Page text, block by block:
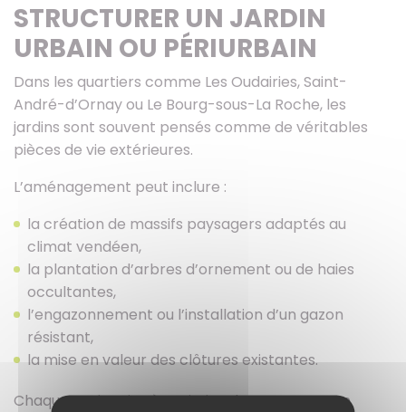
STRUCTURER UN JARDIN
URBAIN OU PÉRIURBAIN
Dans les quartiers comme Les Oudairies, Saint-
André-d’Ornay ou Le Bourg-sous-La Roche, les
jardins sont souvent pensés comme de véritables
pièces de vie extérieures.
L’aménagement peut inclure :
la création de massifs paysagers adaptés au
climat vendéen,
la plantation d’arbres d’ornement ou de haies
occultantes,
l’engazonnement ou l’installation d’un gazon
résistant,
la mise en valeur des clôtures existantes.
Chaque projet vise à optimiser l’espace tout en